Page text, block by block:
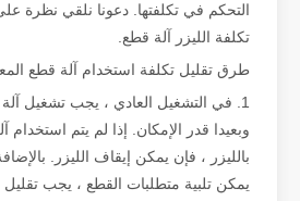
التحكم في تكلفتها. دعونا نلقي نظرة
تكلفة الليزر آلة قطع.
طرق تقليل تكلفة استخدام آلة قطع
1. في التشغيل العادي ، يجب تشغيل آلة
وبعيدا قدر الإمكان. إذا لم يتم استخدام
بالليزر ، فإن يمكن إيقاف الليزر.
يمكن تلبية متطلبات القطع ، يجب تقليل